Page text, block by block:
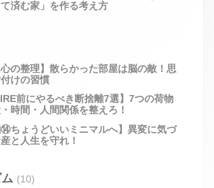
済む家」を作る考え方
の整理】散らかった部屋は脳の敵！思
けの習慣
前にやるべき断捨離7選】7つの荷物
時間・人間関係を整えろ！
⑭ちょうどいいミニマルへ】異変に気づ
と人生を守れ！
(10)